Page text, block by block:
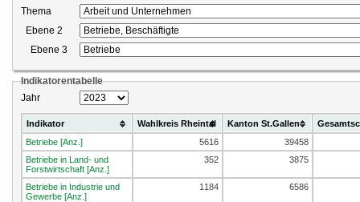
Thema
Ebene 2
Ebene 3
Indikatorentabelle
Jahr
Indikator Wahlkreis Rheintal Kanton St.Gallen
Betriebe [Anz.]
5616
39458
Betriebe in Land- und
Forstwirtschaft [Anz.]
352 3875
Betriebe in Industrie und
Gewerbe [Anz.]
1184 6586